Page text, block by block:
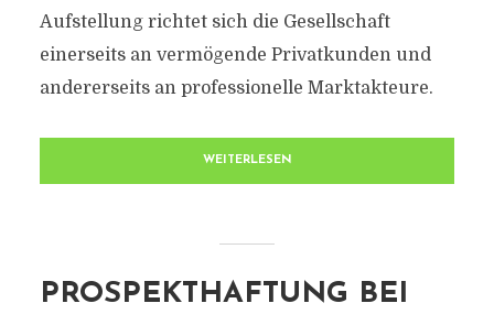
Aufstellung richtet sich die Gesellschaft
einerseits an vermögende Privatkunden und
andererseits an professionelle Marktakteure.
WEITERLESEN
PROSPEKTHAFTUNG BEI